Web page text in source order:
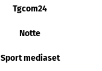
Tgcom24
Notte
Sport mediaset